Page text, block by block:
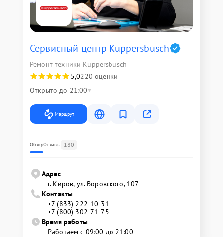
Сервисный центр Kuppersbusch
Ремонт техники Kuppersbusch
5,0220 оценки
Открыто до 21:00
Маршрут
ОбзорОтзывы 180
Адрес
г. Киров, ул. Воровского, 107
Контакты
+7 (833) 222-10-31
+7 (800) 302-71-75
Время работы
Работаем с 09:00 до 21:00